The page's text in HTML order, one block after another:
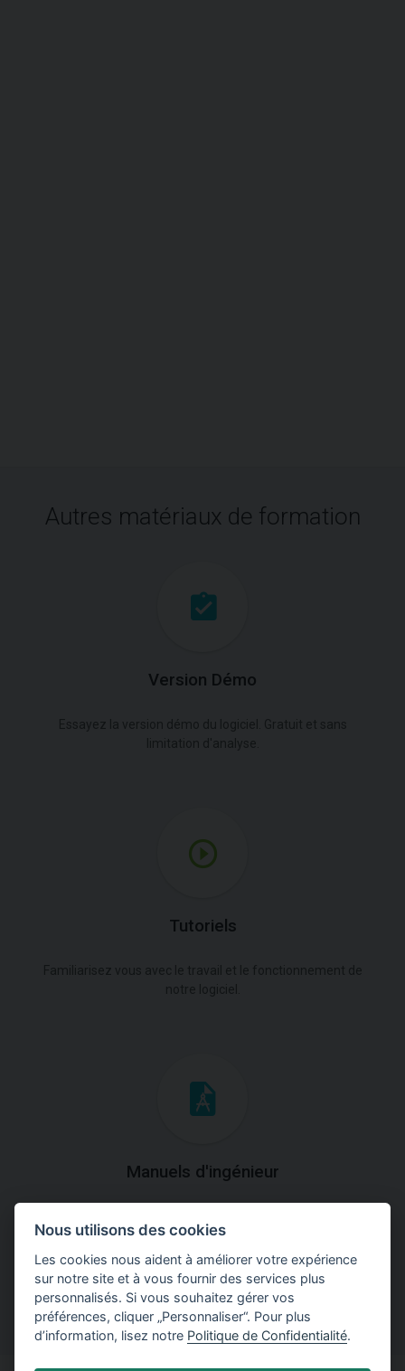
Autres matériaux de formation
Version Démo
Tutoriels
Manuels d'ingénieur
théoriques et pratiques du fonctionnement des
programmes.
Nous utilisons des cookies
Les cookies nous aident à améliorer votre expérience
sur notre site et à vous fournir des services plus
personnalisés. Si vous souhaitez gérer vos
préférences, cliquer „Personnaliser“. Pour plus
d’information, lisez notre Politique de Confidentialité.